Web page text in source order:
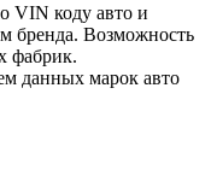
VIN коду авто и
бренда. Возможность
фабрик.
данных марок авто